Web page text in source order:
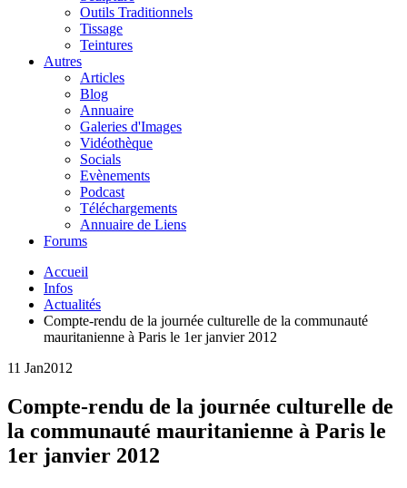
Outils Traditionnels
Tissage
Teintures
Autres
Articles
Blog
Annuaire
Galeries d'Images
Vidéothèque
Socials
Evènements
Podcast
Téléchargements
Annuaire de Liens
Forums
Accueil
Infos
Actualités
Compte-rendu de la journée culturelle de la communauté
mauritanienne à Paris le 1er janvier 2012
11 Jan2012
Compte-rendu de la journée culturelle de
la communauté mauritanienne à Paris le
1er janvier 2012